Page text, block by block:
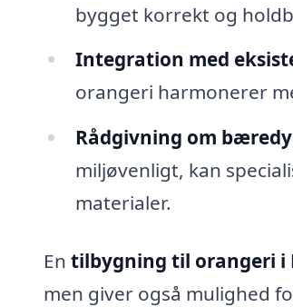
bygget korrekt og
Integration med
orangeri harmonerer
Rådgivning om
miljøvenligt, kan
materialer.
En tilbygning til orangeri i
men giver også mulighed